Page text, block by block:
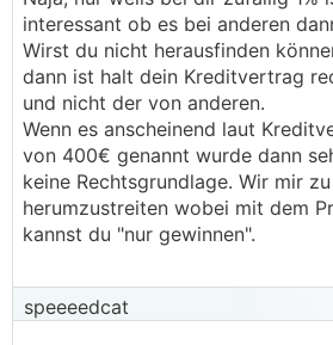
interessant ob es bei anderen
Wirst du nicht herausfinden
dann ist halt dein Kreditvertrag
und nicht der von anderen.
Wenn es anscheinend laut
von 400€ genannt wurde dann
keine Rechtsgrundlage. Wir mir
herumzustreiten wobei mit dem
kannst du "nur gewinnen".
speeeedcat